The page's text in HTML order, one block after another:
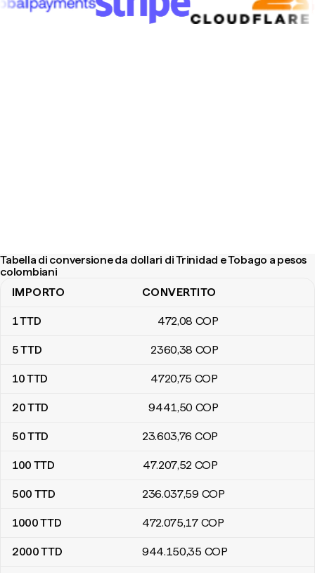
Tabella di conversione da dollari di Trinidad e Tobago a pesos
colombiani
Tabella di conversione da dollari di Trinidad e Tobago a pesos
IMPORTO CONVERTITO
1TTD 472,08 COP
5TTD 2360,38 COP
10TTD 4720,75 COP
20TTD 9441,50 COP
50TTD 23.603,76 COP
100 TTD 47.207,52 COP
500 TTD 236.037,59 COP
1000TTD 472.075,17 COP
2000TTD 944.150,35 COP